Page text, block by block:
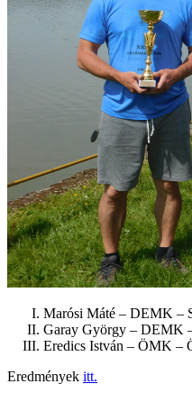
Marósi Máté – DEMK –
Garay György – DEMK
Eredics István – ÖMK –
Eredmények itt.